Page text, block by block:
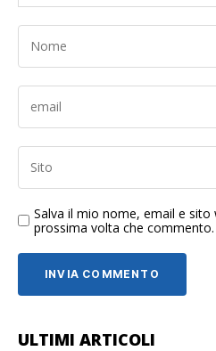
Salva il mio nome, email e
prossima volta che commento.
ULTIMI ARTICOLI